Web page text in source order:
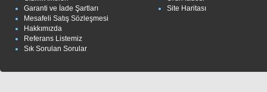
Garanti ve İade Şartları
Mesafeli Satış Sözleşmesi
Hakkımızda
Referans Listemiz
Sık Sorulan Sorular
Site Haritası